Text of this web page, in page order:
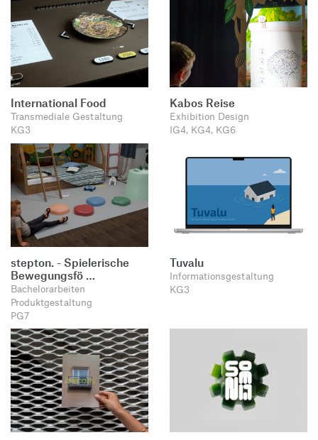
International Food
Transmediale Gestaltung
KG3
Kabos Reise
Exhibition Design
IG4, KG4, KG6
stepton. - Spielerische
Bewegungsfö …
Bachelorarbeiten
Produktgestaltung
PG7
Tuvalu
Informationsgestaltung
KG3